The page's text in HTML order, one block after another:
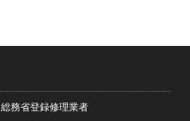
総務省登録修理業者